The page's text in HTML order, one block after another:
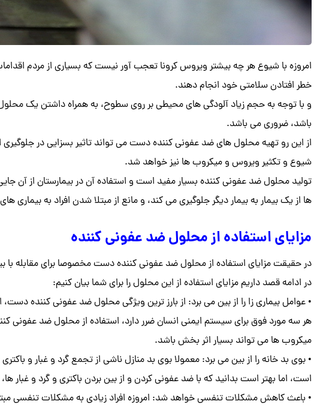
امروزه با شیوع هر چه بیشتر ویروس کرونا تعجب آور نیست که بسیاری از مردم
خطر افتادن سلامتی خود انجام دهند.
و با توجه به حجم زیاد آلودگی های محیطی بر روی سطوح، به همراه داشتن یک
باشد، ضروری می باشد.
از این رو تهیه محلول های ضد عفونی کننده دست می تواند تاثیر بسزایی در جلوگیری
شیوع و تکثیر ویروس و میکروب ها نیز خواهد شد.
تولید محلول ضد عفونی کننده بسیار مفید است و استفاده آن در بیمارستان از آن
ها از یک بیمار به بیمار دیگر جلوگیری می کند، و مانع از مبتلا شدن افراد به
مزایای استفاده از محلول ضد عفونی کننده
در حقیقت مزایای استفاده از محلول ضد عفونی کننده دست مخصوصا برای مقابله
در ادامه قصد داریم مزایای استفاده از این محلول را برای شما بیان کنیم:
• عوامل بیماری زا را از بین می برد: از بارز ترین ویژگی محلول ضد عفونی کننده
هر سه مورد فوق برای سیستم ایمنی انسان ضرر دارد، استفاده از محلول ضد
میکروب ها می تواند بسیار اثر بخش باشد.
• بوی بد خانه را از بین می برد: معمولا بوی بد منازل ناشی از تجمع گرد و غبار و
است، اما بهتر است بدانید که با ضد عفونی کردن و از بین بردن باکتری و گرد و غبار
• باعث کاهش مشکلات تنفسی خواهد شد: امروزه افراد زیادی به مشکلات تنفسی